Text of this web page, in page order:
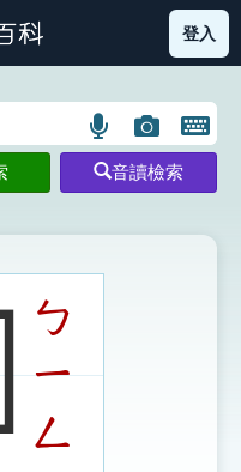
部首索引表圖示
登入
語
言
搜
示
圖
片
搜
開
鍵
圖
音讀檢索
ㄅ
ㄧ
ㄥ